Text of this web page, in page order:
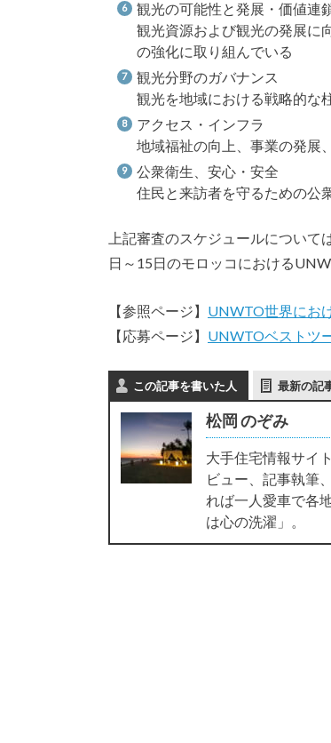
観光の可能性と発展・価値連
観光資源および観光の発展に
の強化に取り組んでいる
観光分野のガバナンス
観光を地域における戦略的な
アクセス・インフラ
地域福祉の向上、事業の発展
公衆衛生、安心・安全
住民と来訪者を守るための公
上記審査のスケジュールについ
日～15日のモロッコにおける
【参照ページ】 UNWTO世界にお
【応募ページ】 UNWTOベストツ
この記事を書いた人 最新の記
松岡 のぞみ
大手住宅情報サイ
ビュー、記事執筆
れば一人愛車で各
は心の洗濯」。